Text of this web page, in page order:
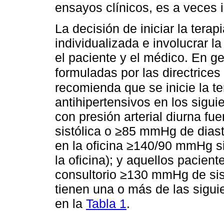
ensayos clínicos, es a veces
La decisión de iniciar la
individualizada e involucrar
el paciente y el médico. En
formuladas por las
recomienda que se inicie la
antihipertensivos en los
con presión arterial diurna
sistólica o ≥85 mmHg de
en la oficina ≥140/90 mmHg
la oficina); y aquellos
consultorio ≥130 mmHg de
tienen una o más de las
en la Tabla 1.